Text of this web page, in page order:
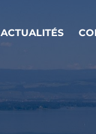
ACTUALITÉS